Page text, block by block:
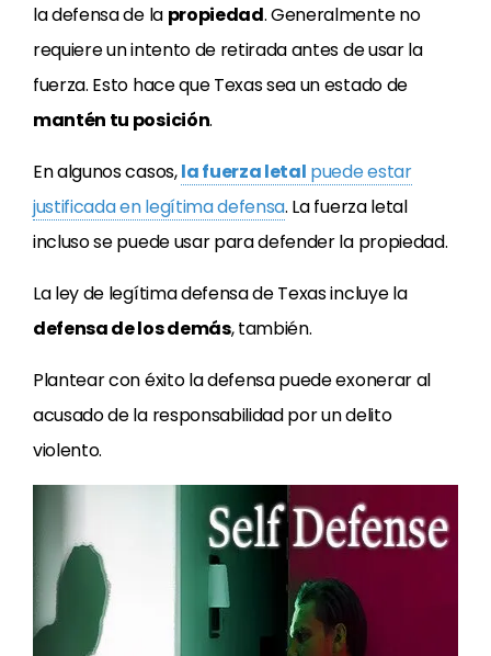
la defensa de la propiedad. Generalmente no
requiere un intento de retirada antes de usar la
fuerza. Esto hace que Texas sea un estado de
mantén tu posición.
En algunos casos,la fuerza letal puede estar
justificada en legítima defensa. La fuerza letal
incluso se puede usar para defender la propiedad.
La ley de legítima defensa de Texas incluye la
defensa de los demás, también.
Plantear con éxito la defensa puede exonerar al
acusado de la responsabilidad por un delito
violento.